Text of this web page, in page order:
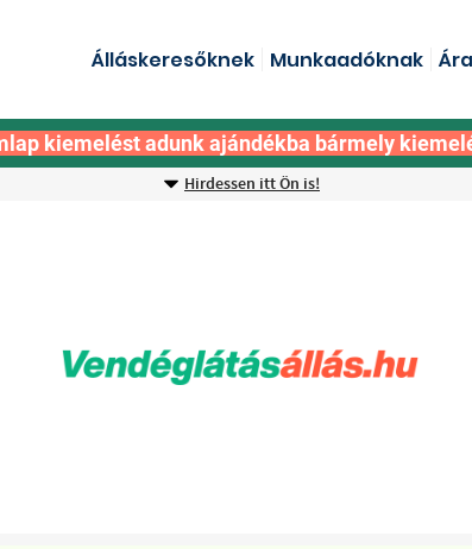
Munkaadóknak
Álláskeresőknek
kiemelést adunk ajándékba bármely
Hirdessen itt Ön is!